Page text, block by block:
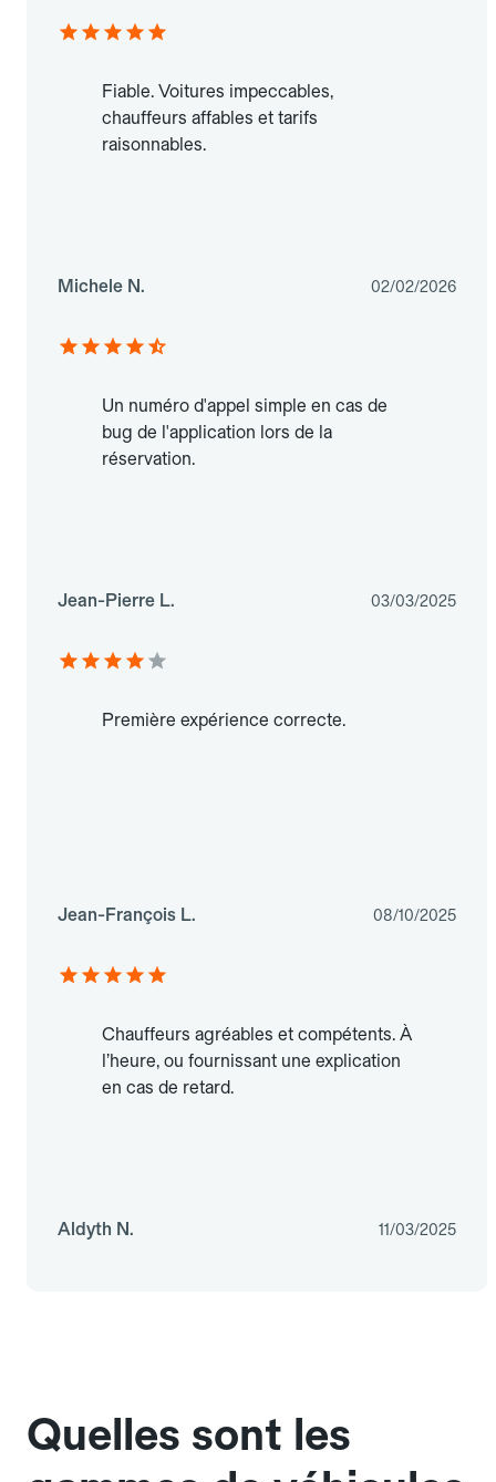
Fiable. Voitures impeccables,
chauffeurs affables et tarifs
raisonnables.
Michele N. 02/02/2026
Un numéro d'appel simple en cas de
bug de l'application lors de la
réservation.
Jean-Pierre L. 03/03/2025
Première expérience correcte.
Jean-François L. 08/10/2025
Chauffeurs agréables et compétents. À
l’heure, ou fournissant une explication
en cas de retard.
Aldyth N. 11/03/2025
Quelles sont les